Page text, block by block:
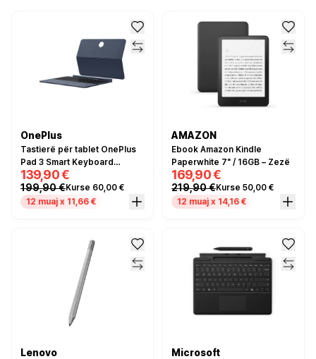
OnePlus
Tastierë për tablet OnePlus
Pad 3 Smart Keyboard
QWERTY – Blu
139,90 €
199,90 €Kurse 60,00 €
12 muaj x 11,66 €
AMAZON
Ebook Amazon Kindle
Paperwhite 7" / 16GB – Zezë
169,90 €
219,90 €Kurse 50,00 €
12 muaj x 14,16 €
Lenovo Microsoft